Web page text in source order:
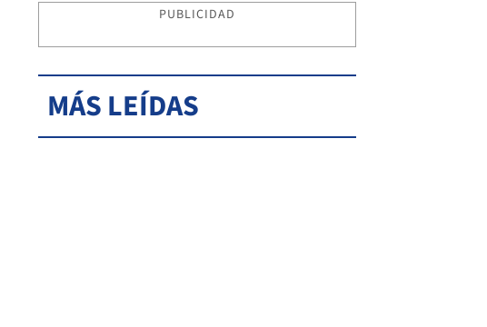
PUBLICIDAD
MÁS LEÍDAS